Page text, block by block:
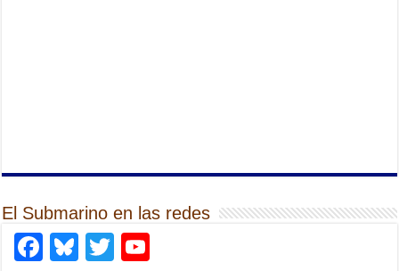
El Submarino en las redes
Facebook
Bluesky
Twitter